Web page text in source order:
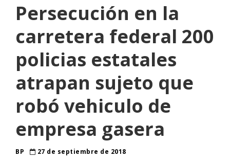
Persecución en la
carretera federal 200
policias estatales
atrapan sujeto que
robó vehiculo de
empresa gasera
BP
27 de septiembre de 2018